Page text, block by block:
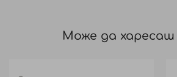
Може да